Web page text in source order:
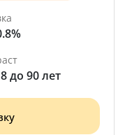
до 90 лет